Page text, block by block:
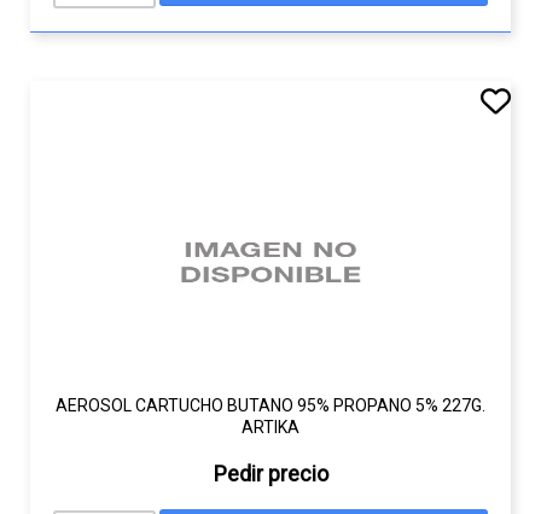
AEROSOL CARTUCHO BUTANO 95% PROPANO 5% 227G.
ARTIKA
Pedir precio